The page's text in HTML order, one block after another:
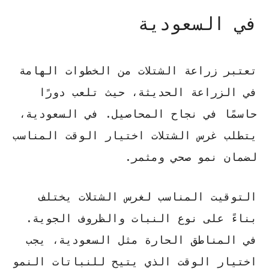
في السعودية
تعتبر زراعة الشتلات من الخطوات الهامة
في الزراعة الحديثة، حيث تلعب دورًا
حاسمًا في نجاح المحاصيل. في السعودية،
يتطلب غرس الشتلات اختيار الوقت المناسب
لضمان نمو صحي ومثمر.
التوقيت المناسب لغرس الشتلات يختلف
بناءً على نوع النبات والظروف الجوية.
في المناطق الحارة مثل السعودية، يجب
اختيار الوقت الذي يتيح للنباتات النمو